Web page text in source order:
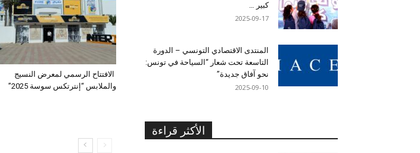
الافتتاح الرسمي لمعرض النسيج
والملابس “إنترتكس سوسة 2025”
كبير …
2025-09-17
المنتدى الاقتصادي التونسي – الدورة
التاسعة تحت شعار “السياحة في تونس:
نحو آفاق جديدة”
2025-09-10
الأكثر قراءة